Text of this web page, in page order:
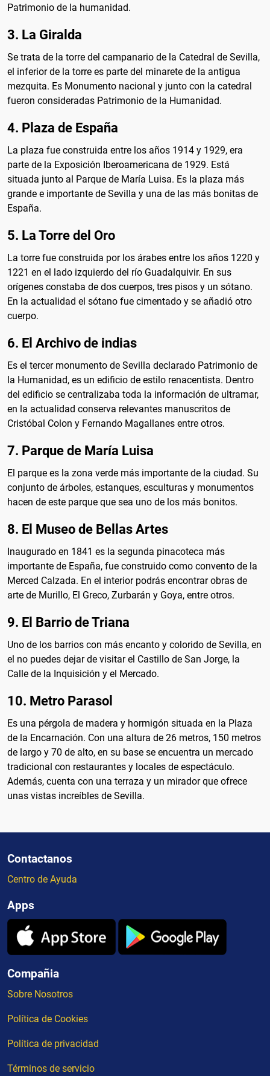
Patrimonio de la humanidad.
3. La Giralda
Se trata de la torre del campanario de la Catedral de Sevilla,
el inferior de la torre es parte del minarete de la antigua
mezquita. Es Monumento nacional y junto con la catedral
fueron consideradas Patrimonio de la Humanidad.
4. Plaza de España
La plaza fue construida entre los años 1914 y 1929, era
parte de la Exposición Iberoamericana de 1929. Está
situada junto al Parque de María Luisa. Es la plaza más
grande e importante de Sevilla y una de las más bonitas de
España.
5. La Torre del Oro
La torre fue construida por los árabes entre los años 1220 y
1221 en el lado izquierdo del río Guadalquivir. En sus
orígenes constaba de dos cuerpos, tres pisos y un sótano.
En la actualidad el sótano fue cimentado y se añadió otro
cuerpo.
6. El Archivo de indias
Es el tercer monumento de Sevilla declarado Patrimonio de
la Humanidad, es un edificio de estilo renacentista. Dentro
del edificio se centralizaba toda la información de ultramar,
en la actualidad conserva relevantes manuscritos de
Cristóbal Colon y Fernando Magallanes entre otros.
7. Parque de María Luisa
El parque es la zona verde más importante de la ciudad. Su
conjunto de árboles, estanques, esculturas y monumentos
hacen de este parque que sea uno de los más bonitos.
8. El Museo de Bellas Artes
Inaugurado en 1841 es la segunda pinacoteca más
importante de España, fue construido como convento de la
Merced Calzada. En el interior podrás encontrar obras de
arte de Murillo, El Greco, Zurbarán y Goya, entre otros.
9. El Barrio de Triana
Uno de los barrios con más encanto y colorido de Sevilla, en
el no puedes dejar de visitar el Castillo de San Jorge, la
Calle de la Inquisición y el Mercado.
10. Metro Parasol
Es una pérgola de madera y hormigón situada en la Plaza
de la Encarnación. Con una altura de 26 metros, 150 metros
de largo y 70 de alto, en su base se encuentra un mercado
tradicional con restaurantes y locales de espectáculo.
Además, cuenta con una terraza y un mirador que ofrece
unas vistas increíbles de Sevilla.
Contactanos
Centro de Ayuda
Apps
Compañia
Sobre Nosotros
Política de Cookies
Política de privacidad
Términos de servicio